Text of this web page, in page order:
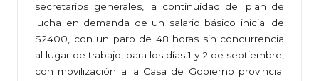
secretarios generales, la continuidad del plan de
lucha en demanda de un salario básico inicial de
$2400, con un paro de 48 horas sin concurrencia
al lugar de trabajo, para los días 1 y 2 de septiembre,
con movilización a la Casa de Gobierno provincial